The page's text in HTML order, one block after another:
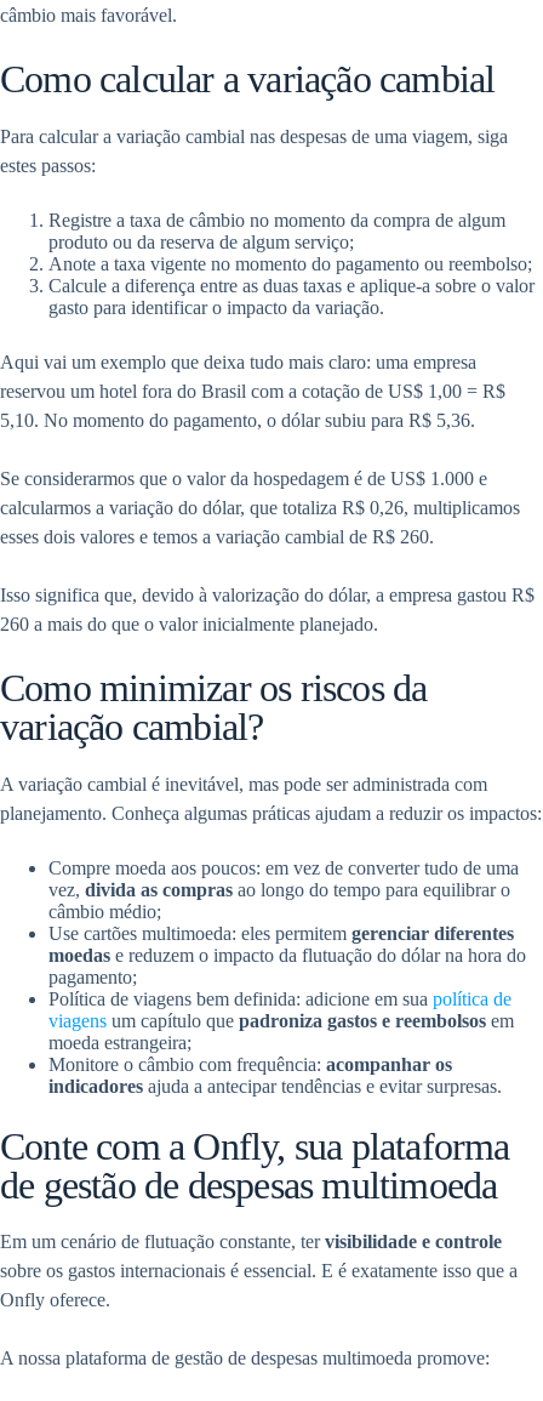
câmbio mais favorável.
Como calcular a variação cambial
Para calcular a variação cambial nas despesas de uma viagem, siga
estes passos:
Registre a taxa de câmbio no momento da compra de algum
produto ou da reserva de algum serviço;
Anote a taxa vigente no momento do pagamento ou reembolso;
Calcule a diferença entre as duas taxas e aplique-a sobre o valor
gasto para identificar o impacto da variação.
Aqui vai um exemplo que deixa tudo mais claro: uma empresa
reservou um hotel fora do Brasil com a cotação de US$ 1,00 = R$
5,10. No momento do pagamento, o dólar subiu para R$ 5,36.
Se considerarmos que o valor da hospedagem é de US$ 1.000 e
calcularmos a variação do dólar, que totaliza R$ 0,26, multiplicamos
esses dois valores e temos a variação cambial de R$ 260.
Isso significa que, devido à valorização do dólar, a empresa gastou R$
260 a mais do que o valor inicialmente planejado.
Como minimizar os riscos da
variação cambial?
A variação cambial é inevitável, mas pode ser administrada com
planejamento. Conheça algumas práticas ajudam a reduzir os impactos:
Compre moeda aos poucos: em vez de converter tudo de uma
vez, divida as compras ao longo do tempo para equilibrar o
câmbio médio;
Use cartões multimoeda: eles permitem gerenciar diferentes
moedas e reduzem o impacto da flutuação do dólar na hora do
pagamento;
Política de viagens bem definida: adicione em sua política de
viagens um capítulo que padroniza gastos e reembolsos em
moeda estrangeira;
Monitore o câmbio com frequência: acompanhar os
indicadores ajuda a antecipar tendências e evitar surpresas.
Conte com a Onfly, sua plataforma
de gestão de despesas multimoeda
Em um cenário de flutuação constante, tervisibilidade e controle
sobre os gastos internacionais é essencial. E é exatamente isso que a
Onfly oferece.
A nossa plataforma de gestão de despesas multimoeda promove: